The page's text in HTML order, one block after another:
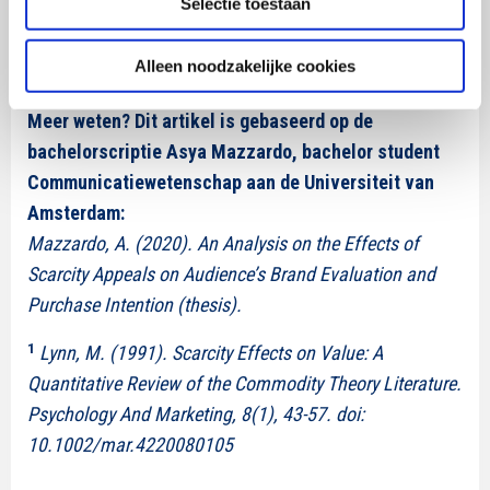
Alleen noodzakelijke cookies
Asya Mazzardoheeft met deze blog de tweede editie
van de SWOCC Blogwedstrijd 2020 gewonnen.
Meer weten? Dit artikel is gebaseerd op de
bachelorscriptie Asya Mazzardo, bachelor student
Communicatiewetenschap aan de Universiteit van
Amsterdam:
Mazzardo, A. (2020). An Analysis on the Effects of
Scarcity Appeals on Audience’s Brand Evaluation and
Purchase Intention (thesis).
1 Lynn, M. (1991). Scarcity Effects on Value: A
Quantitative Review of the Commodity Theory Literature.
Psychology And Marketing, 8(1), 43-57. doi:
10.1002/mar.4220080105